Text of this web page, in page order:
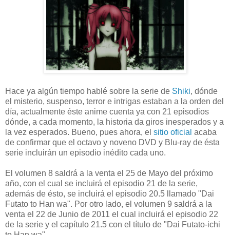
Hace ya algún tiempo hablé sobre la serie de Shiki, dónde
el misterio, suspenso, terror e intrigas estaban a la orden del
día, actualmente éste anime cuenta ya con 21 episodios
dónde, a cada momento, la historia da giros inesperados y a
la vez esperados. Bueno, pues ahora, el sitio oficial acaba
de confirmar que el octavo y noveno DVD y Blu-ray de ésta
serie incluirán un episodio inédito cada uno.
El volumen 8 saldrá a la venta el 25 de Mayo del próximo
año, con el cual se incluirá el episodio 21 de la serie,
además de ésto, se incluirá el episodio 20.5 llamado "Dai
Futato to Han wa". Por otro lado, el volumen 9 saldrá a la
venta el 22 de Junio de 2011 el cual incluirá el episodio 22
de la serie y el capítulo 21.5 con el título de "Dai Futato-ichi